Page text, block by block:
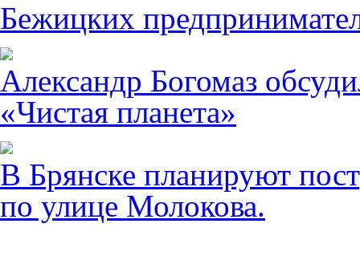
Бежицких
Александр Богомаз
«Чистая планета»
В Брянске планируют
по улице Молокова.